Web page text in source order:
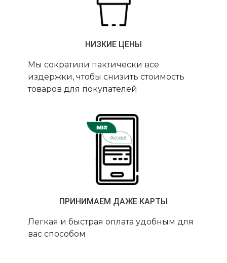
НИЗКИЕ ЦЕНЫ
Мы сократили пактически все
издержки, чтобы снизить стоимость
товаров для покупателей
ПРИНИМАЕМ ДАЖЕ КАРТЫ
Легкая и быстрая оплата удобным для
вас способом